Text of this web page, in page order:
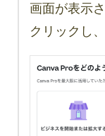
画面が表示
クリックし、